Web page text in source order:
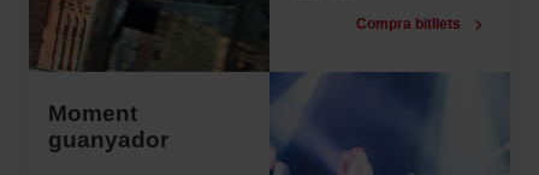
Compra bitllets
Moment
guanyador